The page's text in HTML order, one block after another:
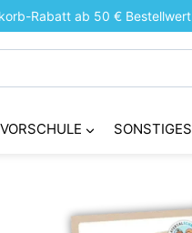
Rabatt ab 50 € Bestellwert
VORSCHULE SONSTIGES